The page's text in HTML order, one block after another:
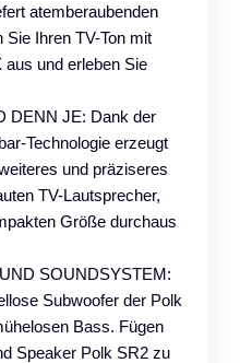
atemberaubenden
Sie Ihren TV-Ton mit
und erleben Sie
DENN JE: Dank der
Technologie erzeugt
und präziseres
TV-Lautsprecher,
Größe durchaus
SOUNDSYSTEM:
Subwoofer der Polk
Bass. Fügen
Speaker Polk SR2 zu